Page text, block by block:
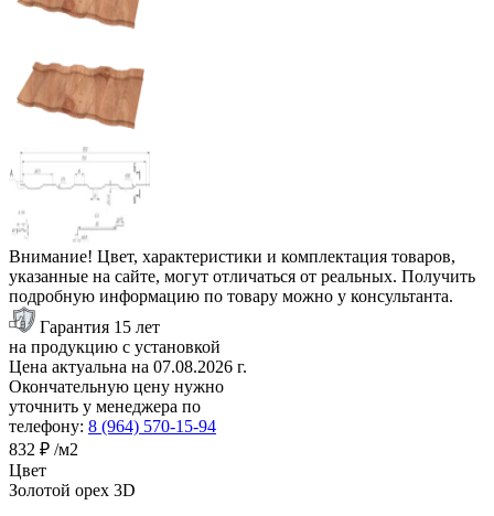
Внимание! Цвет, характеристики и комплектация товаров,
указанные на сайте, могут отличаться от реальных. Получить
подробную информацию по товару можно у консультанта.
Гарантия 15 лет
на продукцию с установкой
Цена актуальна на 07.08.2026 г.
Окончательную цену нужно
уточнить у менеджера по
телефону: 8 (964) 570-15-94
832 ₽ /м2
Цвет
Золотой орех 3D